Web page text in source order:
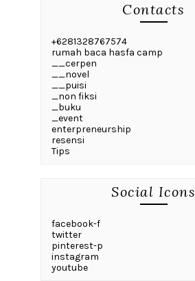
Contacts
+6281328767574
rumah baca hasfa camp
__cerpen
__novel
__puisi
_non fiksi
_buku
_event
enterpreneurship
resensi
Tips
Social Icons
facebook-f
twitter
pinterest-p
instagram
youtube